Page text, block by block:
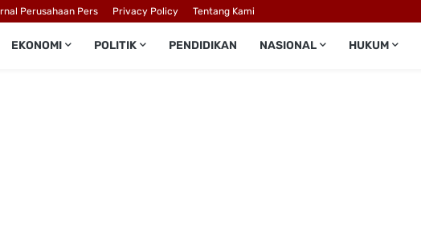
Perusahaan Pers Privacy Policy Tentang Kami
EKONOMI POLITIK PENDIDIKAN NASIONAL HUKUM